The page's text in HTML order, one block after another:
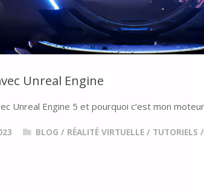
Unreal Engine
Unreal Engine 5 et pourquoi c’est mon
BLOG / RÉALITÉ VIRTUELLE / TUTORIELS /